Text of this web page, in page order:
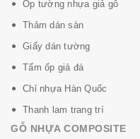
Ốp tường nhựa giả gỗ
Thảm dán sàn
Giấy dán tường
Tấm ốp giả đá
Chỉ nhựa Hàn Quốc
Thanh lam trang trí
GỖ NHỰA COMPOSITE